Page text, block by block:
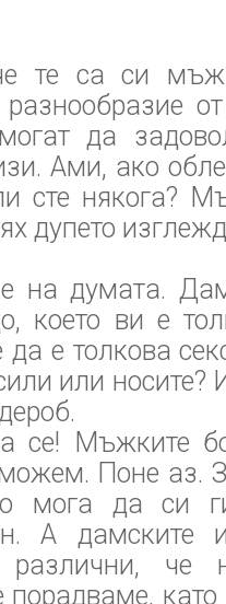
те са си
да
Ами, ако
сте някога?
дупето
на думата.
което ви е
е толкова
или носите?
се! Мъжките
Поне аз.
мога да си
А дамските
различни, че
като